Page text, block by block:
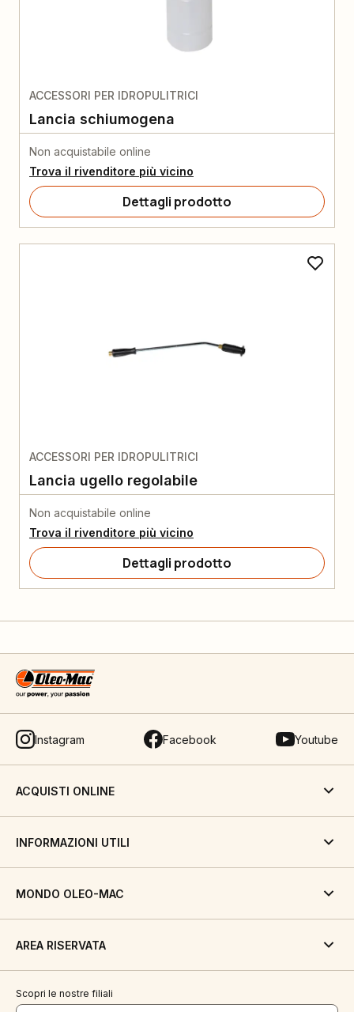
ACCESSORI PER IDROPULITRICI
Lancia schiumogena
Non acquistabile online
Trova il rivenditore più vicino
Dettagli prodotto
ACCESSORI PER IDROPULITRICI
Lancia ugello regolabile
Non acquistabile online
Trova il rivenditore più vicino
Dettagli prodotto
Instagram Facebook Youtube
ACQUISTI ONLINE
INFORMAZIONI UTILI
MONDO OLEO-MAC
AREA RISERVATA
Scopri le nostre filiali